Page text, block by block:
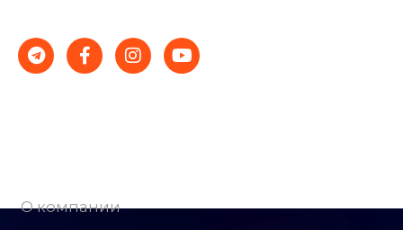
О компании